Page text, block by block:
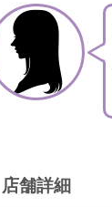
店舗詳細